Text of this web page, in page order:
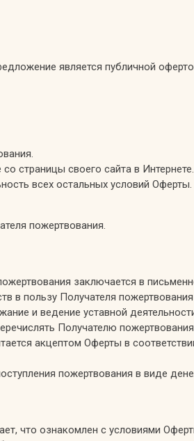
является публичной
страницы своего сайта в Интернете.
всех остальных условий Оферты.
пожертвования.
заключается в
в пользу Получателя
и ведение уставной
Получателю
акцептом Оферты в
пожертвования в виде
что ознакомлен с условиями